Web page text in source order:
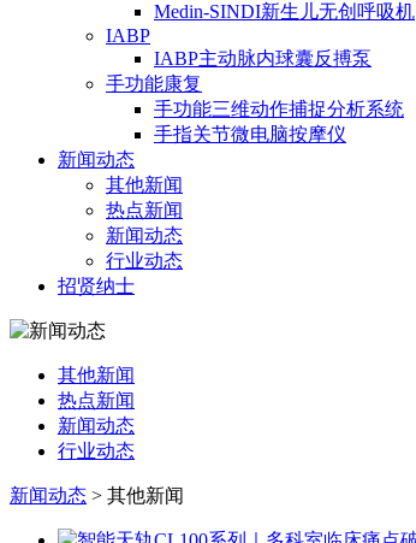
Medin-SINDI新生儿无创呼吸机
IABP
IABP主动脉内球囊反搏泵
手功能康复
手功能三维动作捕捉分析系统
手指关节微电脑按摩仪
新闻动态
其他新闻
热点新闻
新闻动态
行业动态
招贤纳士
其他新闻
热点新闻
新闻动态
行业动态
新闻动态 > 其他新闻